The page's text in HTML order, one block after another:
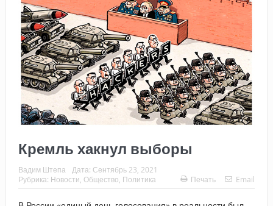
Кремль хакнул выборы
Вадим Штепа Дата: Сентябрь 23, 2021
Рубрика: Новости Общество Политика Печать Email